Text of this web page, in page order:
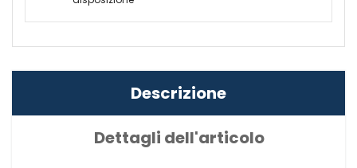
Descrizione
Dettagli dell'articolo